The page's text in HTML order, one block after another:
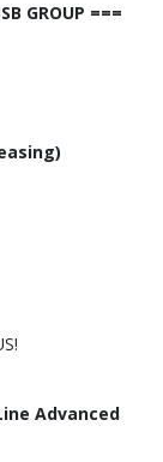
GROUP ===
Advanced